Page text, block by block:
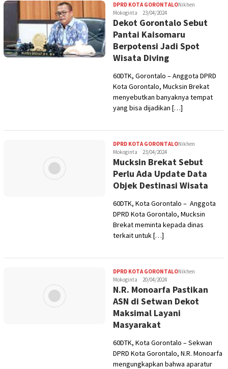
DPRD KOTA GORONTALONikhen
Mokoginta
23/04/2024
Dekot Gorontalo Sebut
Pantai Kaisomaru
Berpotensi Jadi Spot
Wisata Diving
60DTK, Gorontalo – Anggota DPRD
Kota Gorontalo, Mucksin Brekat
menyebutkan banyaknya tempat
yang bisa dijadikan […]
DPRD KOTA GORONTALONikhen
Mokoginta
23/04/2024
Mucksin Brekat Sebut
Perlu Ada Update Data
Objek Destinasi Wisata
60DTK, Kota Gorontalo – Anggota
DPRD Kota Gorontalo, Mucksin
Brekat meminta kepada dinas
terkait untuk […]
DPRD KOTA GORONTALONikhen
Mokoginta
20/04/2024
N.R. Monoarfa Pastikan
ASN di Setwan Dekot
Maksimal Layani
Masyarakat
60DTK, Kota Gorontalo – Sekwan
DPRD Kota Gorontalo, N.R. Monoarfa
mengungkapkan bahwa aparatur